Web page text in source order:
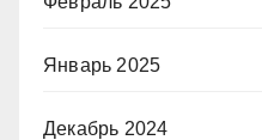
Январь 2025
Декабрь 2024